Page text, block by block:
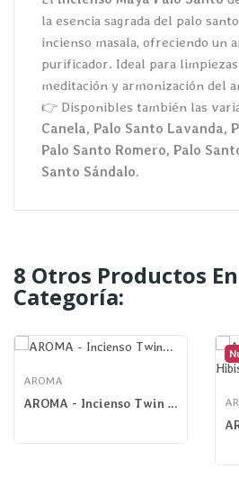
la esencia sagrada del palo
incienso masala, ofreciendo un
purificador. Ideal para
meditación y armonización del
👉 Disponibles también las
Canela, Palo Santo Lavanda,
Palo Santo Romero, Palo
Santo Sándalo.
8 Otros Productos
Categoría:
AROMA
AROMA - Incienso Twin Bienestar